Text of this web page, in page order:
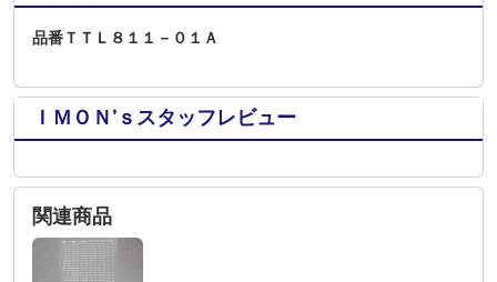
品番ＴＴＬ８１１－０１Ａ
ＩＭＯＮ’ｓスタッフレビュー
関連商品